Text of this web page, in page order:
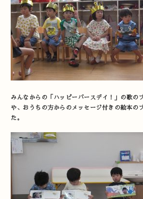
みんなからの「ハッピーバースデイ！」の歌の
や、おうちの方からのメッセージ付きの絵本の
た。